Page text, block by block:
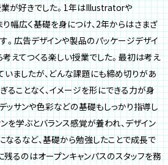
業が好きでした。1年はIllustratorや
幅広く基礎を身につけ、2年からはさまざ
。広告デザインや製品のパッケージデザイ
えてつくる楽しい授業でした。最初は考え
ましたが、どんな課題にも締め切りがあ
ることなく、イメージを形にできる力が身
ッサンや色彩などの基礎もしっかり指導し
を学ぶとバランス感覚が養われ、デザイン
なるなど、基礎から勉強したことで成長で
るのはオープンキャンパスのスタッフを務